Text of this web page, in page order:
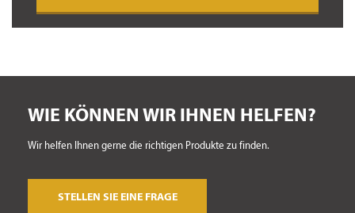
WIE KÖNNEN WIR IHNEN HELFEN?
Wir helfen Ihnen gerne die richtigen Produkte zu finden.
STELLEN SIE EINE FRAGE